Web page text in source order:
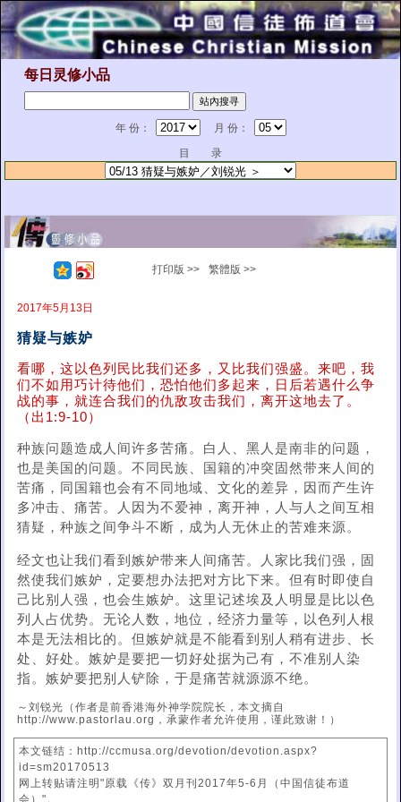
每日灵修小品
年 份：
月 份：
目 录
打印版 >> 繁體版 >>
2017年5月13日
猜疑与嫉妒
看哪，这以色列民比我们还多，又比我们强盛。来吧，我
们不如用巧计待他们，恐怕他们多起来，日后若遇什么争
战的事，就连合我们的仇敌攻击我们，离开这地去了。
（出1:9-10）
种族问题造成人间许多苦痛。白人、黑人是南非的问题，
也是美国的问题。不同民族、国籍的冲突固然带来人间的
苦痛，同国籍也会有不同地域、文化的差异，因而产生许
多冲击、痛苦。人因为不爱神，离开神，人与人之间互相
猜疑，种族之间争斗不断，成为人无休止的苦难来源。
经文也让我们看到嫉妒带来人间痛苦。人家比我们强，固
然使我们嫉妒，定要想办法把对方比下来。但有时即使自
己比别人强，也会生嫉妒。这里记述埃及人明显是比以色
列人占优势。无论人数，地位，经济力量等，以色列人根
本是无法相比的。但嫉妒就是不能看到别人稍有进步、长
处、好处。嫉妒是要把一切好处据为己有，不准别人染
指。嫉妒要把别人铲除，于是痛苦就源源不绝。
～刘锐光（作者是前香港海外神学院院长，本文摘自
http://www.pastorlau.org，承蒙作者允许使用，谨此致谢！）
本文链结：http://ccmusa.org/devotion/devotion.aspx?
id=sm20170513
网上转贴请注明"原载《传》双月刊2017年5-6月（中国信徒布道